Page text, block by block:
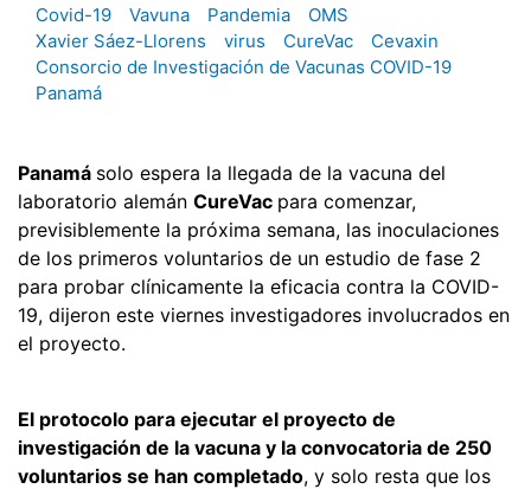
Covid-19 Vavuna Pandemia
OMS
Xavier Sáez-Llorens
virus CureVac
Cevaxin
Consorcio de Investigación de Vacunas COVID-19
Panamá
Panamá solo espera la llegada de la vacuna del
laboratorio alemán CureVac para comenzar,
previsiblemente la próxima semana, las inoculaciones
de los primeros voluntarios de un estudio de fase 2
para probar clínicamente la eficacia contra la COVID-
19, dijeron este viernes investigadores involucrados en
el proyecto.
El protocolo para ejecutar el proyecto de
investigación de la vacuna y la convocatoria de 250
voluntarios se han completado, y solo resta que los